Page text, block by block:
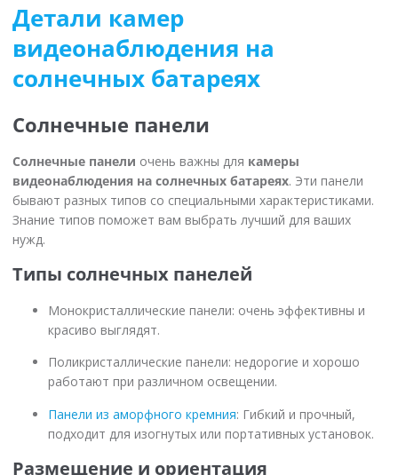
Детали камер
видеонаблюдения на
солнечных батареях
Солнечные панели
Солнечные панели очень важны для камеры
видеонаблюдения на солнечных батареях. Эти панели
бывают разных типов со специальными характеристиками.
Знание типов поможет вам выбрать лучший для ваших
нужд.
Типы солнечных панелей
Монокристаллические панели: очень эффективны и
красиво выглядят.
Поликристаллические панели: недорогие и хорошо
работают при различном освещении.
Панели из аморфного кремния: Гибкий и прочный,
подходит для изогнутых или портативных установок.
Размещение и ориентация